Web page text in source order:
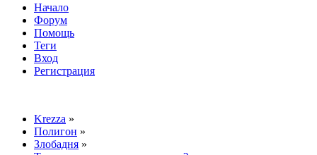
Начало
Форум
Помощь
Теги
Вход
Регистрация
Krezza »
Полигон »
Злобадня »